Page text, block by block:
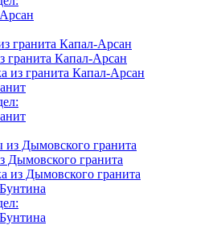
гранита Капал-Арсан
гранита Капал-Арсан
из гранита Капал-Арсан
Дымовского гранита
Дымовского гранита
из Дымовского гранита